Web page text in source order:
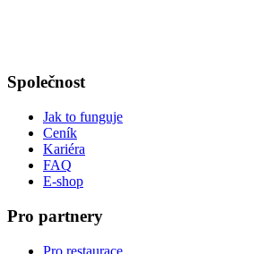
Společnost
Jak to funguje
Ceník
Kariéra
FAQ
E-shop
Pro partnery
Pro restaurace